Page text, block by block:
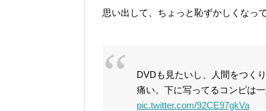
思い出して、ちょっと恥ずかしくなっ
DVDも見たいし、人間をつく
痛い。下に写ってるコンピは
pic.twitter.com/92CE97gkVa